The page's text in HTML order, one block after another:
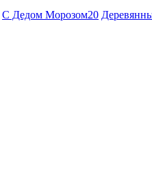
С Дедом Морозом20